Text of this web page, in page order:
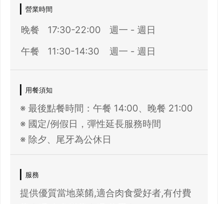
營業時間
晚餐 17:30-22:00
週一 - 週日
午餐
11:30-14:30 週一 - 週日
用餐須知
※ 最後點餐時間：午餐 14:00、晚餐 21:00
※ 國定/例假日，彈性延長服務時間
※ 除夕、尾牙為公休日
服務
提供優質當地菜餚,適合肉食愛好者,有付費